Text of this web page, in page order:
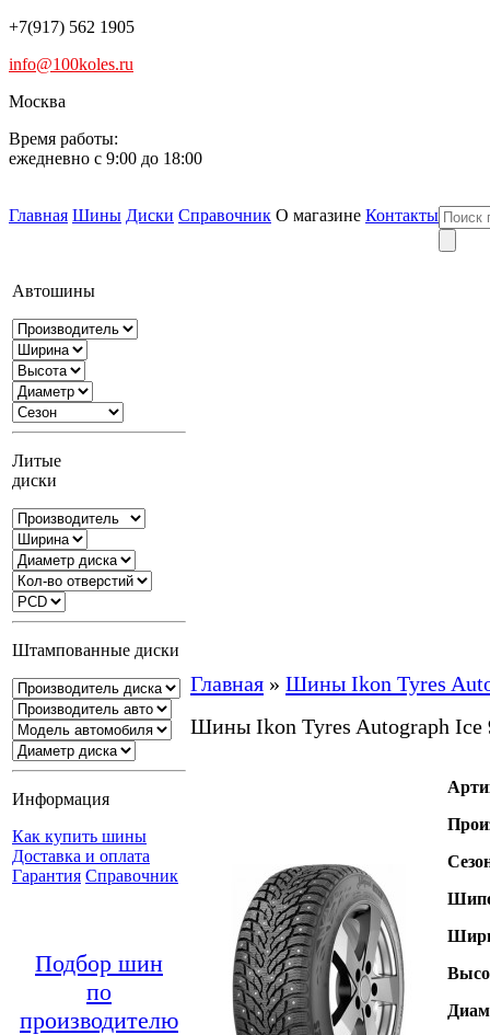
+7(917) 562 1905
info@100koles.ru
Москва
Время работы:
ежедневно с 9:00 до 18:00
Главная Шины Диски Справочник О магазине Контакты
Автошины
Литые
диски
Штампованные диски
Информация
Как купить шины
Доставка и оплата
Гарантия Справочник
Подбор шин
по
производителю
Главная » Шины Ikon Tyres
Шины Ikon Tyres Autograph Ice